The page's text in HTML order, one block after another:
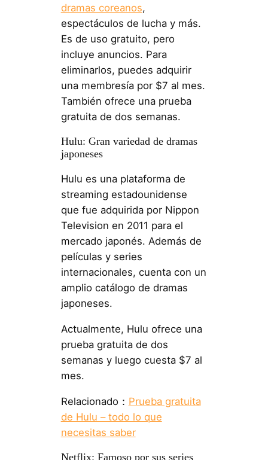
dramas coreanos,
espectáculos de lucha y más.
Es de uso gratuito, pero
incluye anuncios. Para
eliminarlos, puedes adquirir
una membresía por $7 al mes.
También ofrece una prueba
gratuita de dos semanas.
Hulu: Gran variedad de dramas
japoneses
Hulu es una plataforma de
streaming estadounidense
que fue adquirida por Nippon
Television en 2011 para el
mercado japonés. Además de
películas y series
internacionales, cuenta con un
amplio catálogo de dramas
japoneses.
Actualmente, Hulu ofrece una
prueba gratuita de dos
semanas y luego cuesta $7 al
mes.
Relacionado： Prueba gratuita
de Hulu – todo lo que
necesitas saber
Netflix: Famoso por sus series